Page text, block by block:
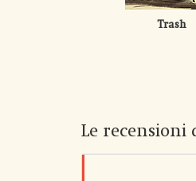
Trash
Le recensioni